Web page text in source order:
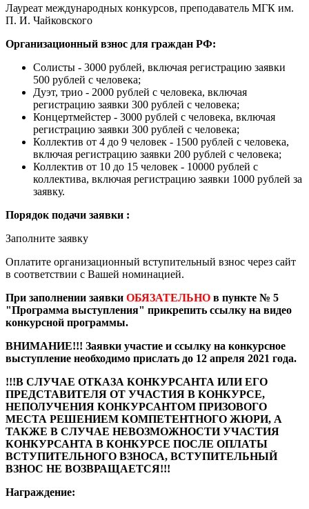
Лауреат международных конкурсов, преподаватель МГК им.
П. И. Чайковского
Организационный взнос для граждан РФ:
Солисты - 3000 рублей, включая регистрацию заявки
500 рублей с человека;
Дуэт, трио - 2000 рублей с человека, включая
регистрацию заявки 300 рублей с человека;
Концертмейстер - 3000 рублей с человека, включая
регистрацию заявки 300 рублей с человека;
Коллектив от 4 до 9 человек - 1500 рублей с человека,
включая регистрацию заявки 200 рублей с человека;
Коллектив от 10 до 15 человек - 10000 рублей с
коллектива, включая регистрацию заявки 1000 рублей за
заявку.
Порядок подачи заявки :
Заполните заявку
Оплатите организационный вступительный взнос через сайт
в соответствии с Вашей номинацией.
При заполнении заявки ОБЯЗАТЕЛЬНО в пункте № 5
"Программа выступления" прикрепить ссылку на видео
конкурсной программы.
ВНИМАНИЕ!!! Заявки участие и ссылку на конкурсное
выступление необходимо прислать до 12 апреля 2021 года.
!!!В СЛУЧАЕ ОТКАЗА КОНКУРСАНТА ИЛИ ЕГО
ПРЕДСТАВИТЕЛЯ ОТ УЧАСТИЯ В КОНКУРСЕ,
НЕПОЛУЧЕНИЯ КОНКУРСАНТОМ ПРИЗОВОГО
МЕСТА РЕШЕНИЕМ КОМПЕТЕНТНОГО ЖЮРИ, А
ТАКЖЕ В СЛУЧАЕ НЕВОЗМОЖНОСТИ УЧАСТИЯ
КОНКУРСАНТА В КОНКУРСЕ ПОСЛЕ ОПЛАТЫ
ВСТУПИТЕЛЬНОГО ВЗНОСА, ВСТУПИТЕЛЬНЫЙ
ВЗНОС НЕ ВОЗВРАЩАЕТСЯ!!!
Награждение: